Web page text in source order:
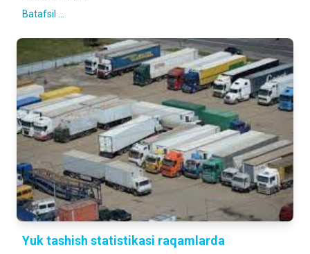
Batafsil ...
Yuk tashish statistikasi raqamlarda